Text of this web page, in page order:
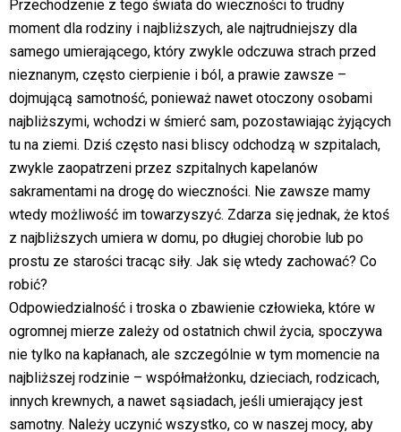
Przechodzenie z tego świata do wieczności to trudny
moment dla rodziny i najbliższych, ale najtrudniejszy dla
samego umierającego, który zwykle odczuwa strach przed
nieznanym, często cierpienie i ból, a prawie zawsze –
dojmującą samotność, ponieważ nawet otoczony osobami
najbliższymi, wchodzi w śmierć sam, pozostawiając żyjących
tu na ziemi. Dziś często nasi bliscy odchodzą w szpitalach,
zwykle zaopatrzeni przez szpitalnych kapelanów
sakramentami na drogę do wieczności. Nie zawsze mamy
wtedy możliwość im towarzyszyć. Zdarza się jednak, że ktoś
z najbliższych umiera w domu, po długiej chorobie lub po
prostu ze starości tracąc siły. Jak się wtedy zachować? Co
robić?
Odpowiedzialność i troska o zbawienie człowieka, które w
ogromnej mierze zależy od ostatnich chwil życia, spoczywa
nie tylko na kapłanach, ale szczególnie w tym momencie na
najbliższej rodzinie – współmałżonku, dzieciach, rodzicach,
innych krewnych, a nawet sąsiadach, jeśli umierający jest
samotny. Należy uczynić wszystko, co w naszej mocy, aby